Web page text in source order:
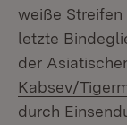
weiße
letzte
der
Kabsev/
durch